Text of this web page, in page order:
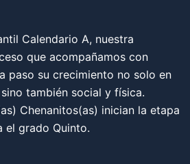
Calendario A, nuestra
que acompañamos con
paso su crecimiento no solo en
también social y física.
Chenanitos(as) inician la etapa
el grado Quinto.